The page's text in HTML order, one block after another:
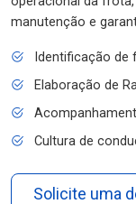
manutenção e
Identificação de
Elaboração de
Cultura de
Solicite uma